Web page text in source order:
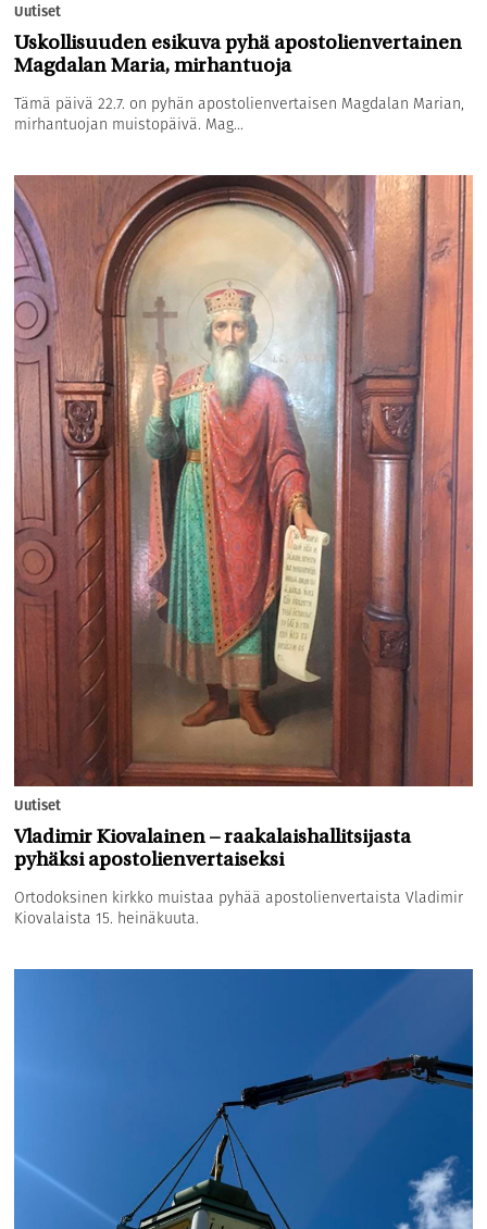
Uutiset
Uskollisuuden esikuva pyhä apostolienvertainen
Magdalan Maria, mirhantuoja
Tämä päivä 22.7. on pyhän apostolienvertaisen Magdalan Marian,
mirhantuojan muistopäivä. Mag...
Uutiset
Vladimir Kiovalainen – raakalaishallitsijasta
pyhäksi apostolienvertaiseksi
Ortodoksinen kirkko muistaa pyhää apostolienvertaista Vladimir
Kiovalaista 15. heinäkuuta.